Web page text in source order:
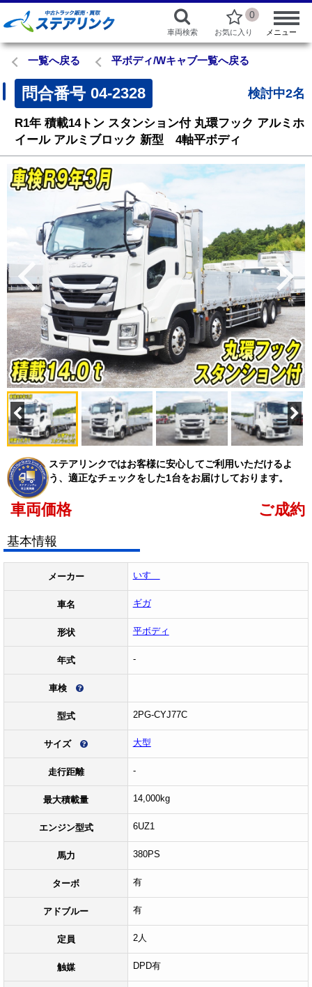
車両検索
0
お気に入り メニュー
一覧へ戻る 平ボディ/Wキャブ一覧へ戻る
問合番号 04-2328 検討中2名
R1年 積載14トン スタンション付 丸環フック アルミホ
イール アルミブロック 新型 4軸平ボディ
ステアリンクではお客様に安心してご利用いただけるよ
う、適正なチェックをした1台をお届けしております。
車両価格 ご成約
基本情報
メーカー いすゞ
車名 ギガ
形状 平ボディ
年式 -
車検
型式 2PG-CYJ77C
サイズ 大型
走行距離 -
最大積載量 14,000kg
エンジン型式 6UZ1
馬力 380PS
ターボ 有
アドブルー 有
定員 2人
触媒 DPD有